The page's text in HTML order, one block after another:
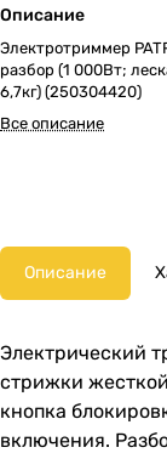
Описание
Электротриммер
разбор (1 000Вт;
6,7кг) (250304420)
Все описание
Описание
Электрический
стрижки
кнопка
включения.